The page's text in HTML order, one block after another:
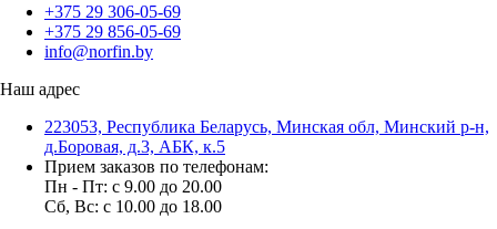
+375 29 306-05-69
+375 29 856-05-69
info@norfin.by
Наш адрес
223053, Республика Беларусь, Минская обл, Минский р-н,
д.Боровая, д.3, АБК, к.5
Прием заказов по телефонам:
Пн - Пт: c 9.00 до 20.00
Сб, Вс: c 10.00 до 18.00